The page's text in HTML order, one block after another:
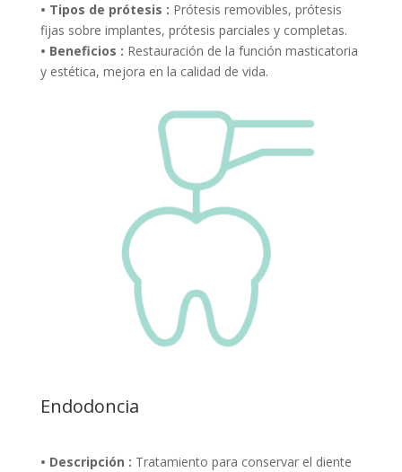
• Tipos de prótesis : Prótesis removibles, prótesis
fijas sobre implantes, prótesis parciales y completas.
• Beneficios : Restauración de la función masticatoria
y estética, mejora en la calidad de vida.
Endodoncia
• Descripción : Tratamiento para conservar el diente